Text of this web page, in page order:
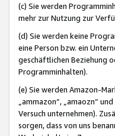
(c) Sie werden
mehr zur Nutzung zur
(d) Sie werden keine
eine Person bzw. ein
geschäftlichen Beziehung
Programminhalten).
(e) Sie werden Amazon-
„ammazon“, „amaozn“
Versuch unternehmen).
sorgen, dass von uns